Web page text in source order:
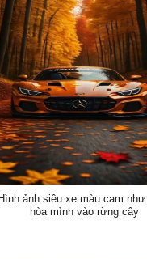
Hình ảnh siêu xe màu cam như
hòa mình vào rừng cây